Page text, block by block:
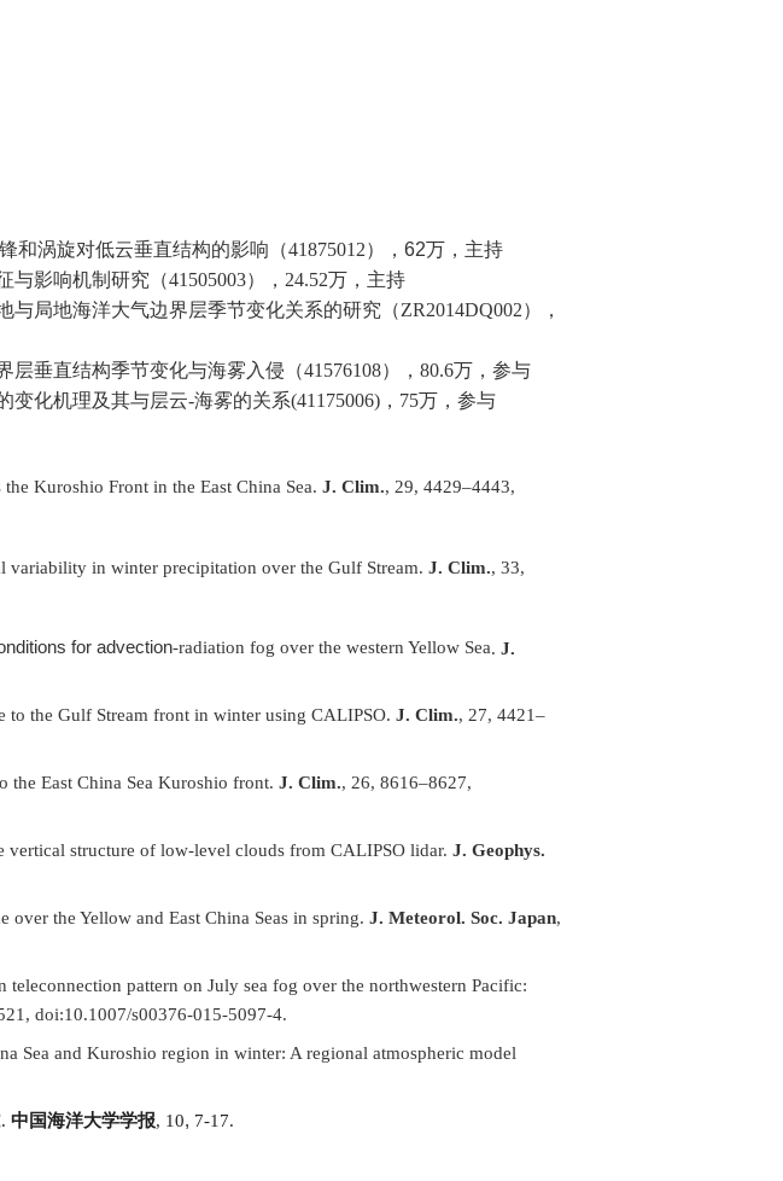
和涡旋对低云垂直结构的影响 （41875012）， 62万，主持
与影响机制研究（41505003）， 24.52万，主持
与局地海洋大气边界层季节变化关系的研究（ZR2014DQ002），
层垂直结构季节变化与海雾入侵（41576108）， 80.6万，参与
变化机理及其与层云-海雾的关系(41175006) ， 75万，参与
Kuroshio Front in the East China Sea. J. Clim., 29, 4429–4443,
variability in winter precipitation over the Gulf Stream. J. Clim., 33,
for advection‐radiation fog over the western Yellow Sea J.
to the Gulf Stream front in winter using CALIPSO. J. Clim., 27, 4421–
the East China Sea Kuroshio front. J. Clim., 26, 8616–8627,
vertical structure of low-level clouds from CALIPSO lidar. J. Geophys.
over the Yellow and East China Seas in spring. J. Meteorol. Soc. Japan,
pattern on July sea fog over the northwestern Pacific:
doi:10.1007/s00376-015-5097-4.
Sea and Kuroshio region in winter: A regional atmospheric model
. 中国海洋大学学报, 10, 7-17.